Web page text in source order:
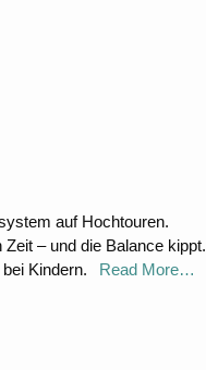
auf Hochtouren.
– und die Balance kippt.
Kindern. Read More…